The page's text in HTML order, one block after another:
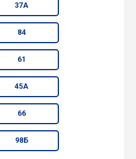
37А
84
61
45А
66
98Б